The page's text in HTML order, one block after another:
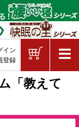
「教えて
団・マ
イン
登録